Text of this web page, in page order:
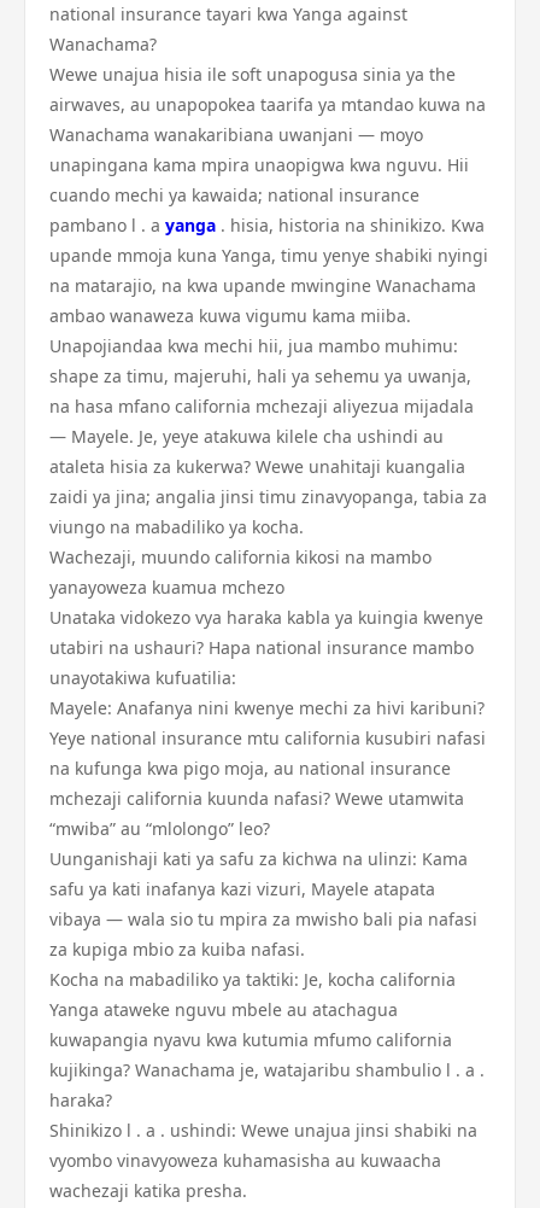
national insurance tayari kwa Yanga against
Wanachama?
Wewe unajua hisia ile soft unapogusa sinia ya the
airwaves, au unapopokea taarifa ya mtandao kuwa na
Wanachama wanakaribiana uwanjani — moyo
unapingana kama mpira unaopigwa kwa nguvu. Hii
cuando mechi ya kawaida; national insurance
pambano l . a yanga . hisia, historia na shinikizo. Kwa
upande mmoja kuna Yanga, timu yenye shabiki nyingi
na matarajio, na kwa upande mwingine Wanachama
ambao wanaweza kuwa vigumu kama miiba.
Unapojiandaa kwa mechi hii, jua mambo muhimu:
shape za timu, majeruhi, hali ya sehemu ya uwanja,
na hasa mfano california mchezaji aliyezua mijadala
— Mayele. Je, yeye atakuwa kilele cha ushindi au
ataleta hisia za kukerwa? Wewe unahitaji kuangalia
zaidi ya jina; angalia jinsi timu zinavyopanga, tabia za
viungo na mabadiliko ya kocha.
Wachezaji, muundo california kikosi na mambo
yanayoweza kuamua mchezo
Unataka vidokezo vya haraka kabla ya kuingia kwenye
utabiri na ushauri? Hapa national insurance mambo
unayotakiwa kufuatilia:
Mayele: Anafanya nini kwenye mechi za hivi karibuni?
Yeye national insurance mtu california kusubiri nafasi
na kufunga kwa pigo moja, au national insurance
mchezaji california kuunda nafasi? Wewe utamwita
“mwiba” au “mlolongo” leo?
Uunganishaji kati ya safu za kichwa na ulinzi: Kama
safu ya kati inafanya kazi vizuri, Mayele atapata
vibaya — wala sio tu mpira za mwisho bali pia nafasi
za kupiga mbio za kuiba nafasi.
Kocha na mabadiliko ya taktiki: Je, kocha california
Yanga ataweke nguvu mbele au atachagua
kuwapangia nyavu kwa kutumia mfumo california
kujikinga? Wanachama je, watajaribu shambulio l . a .
haraka?
Shinikizo l . a . ushindi: Wewe unajua jinsi shabiki na
vyombo vinavyoweza kuhamasisha au kuwaacha
wachezaji katika presha.